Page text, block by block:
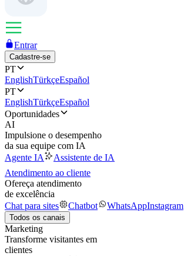
Entrar
Cadastre-se
PT
EnglishTürkçeEspañol
PT
EnglishTürkçeEspañol
Oportunidades
AI
Impulsione o desempenho
da sua equipe com IA
Agente IA
Assistente de IA
Atendimento ao cliente
Ofereça atendimento
de excelência
Chat para sites
Chatbot WhatsAppInstagram
Todos os canais
Marketing
Transforme visitantes em
clientes